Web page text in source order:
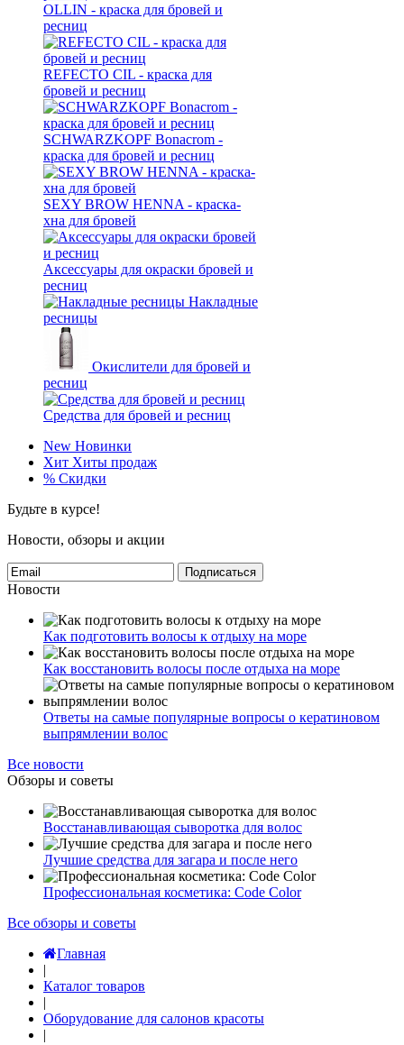
OLLIN - краска для бровей и
ресниц
REFECTO CIL - краска для
бровей и ресниц
SCHWARZKOPF Bonacrom -
краска для бровей и ресниц
SEXY BROW HENNA - краска-
хна для бровей
Аксессуары для окраски бровей и
ресниц
Накладные
ресницы
Окислители для бровей и
ресниц
Средства для бровей и ресниц
New Новинки
Хит Хиты продаж
% Скидки
Будьте в курсе!
Новости, обзоры и акции
Подписаться
Новости
Как подготовить волосы к отдыху на море
Как восстановить волосы после отдыха на море
Ответы на самые популярные вопросы о кератиновом
выпрямлении волос
Все новости
Обзоры и советы
Восстанавливающая сыворотка для волос
Лучшие средства для загара и после него
Профессиональная косметика: Code Color
Все обзоры и советы
Главная
|
Каталог товаров
|
Оборудование для салонов красоты
|